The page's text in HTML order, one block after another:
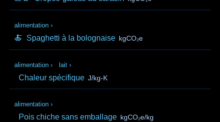
alimentation ›
🍝 Spaghetti à la bolognaise kgCO₂e
alimentation › lait ›
Chaleur spécifique J/kg-K
alimentation ›
Pois chiche sans emballage kgCO₂e/kg